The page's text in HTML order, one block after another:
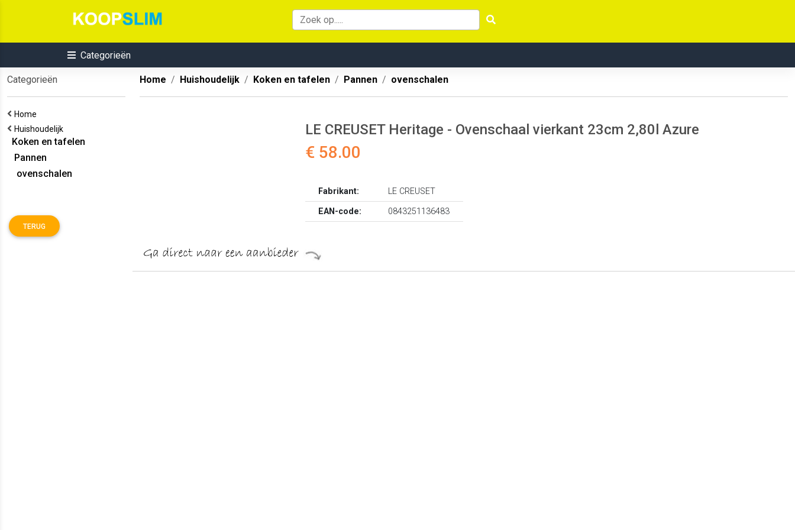
Categorieën
Categorieën
Home
Huishoudelijk
Koken en tafelen
Pannen
ovenschalen
TERUG
Home Huishoudelijk Koken en tafelen Pannen ovenschalen
LE CREUSET Heritage - Ovenschaal vierkant 23cm 2,80l Azure
€ 58.00
Fabrikant:
LE CREUSET
EAN-code:
0843251136483